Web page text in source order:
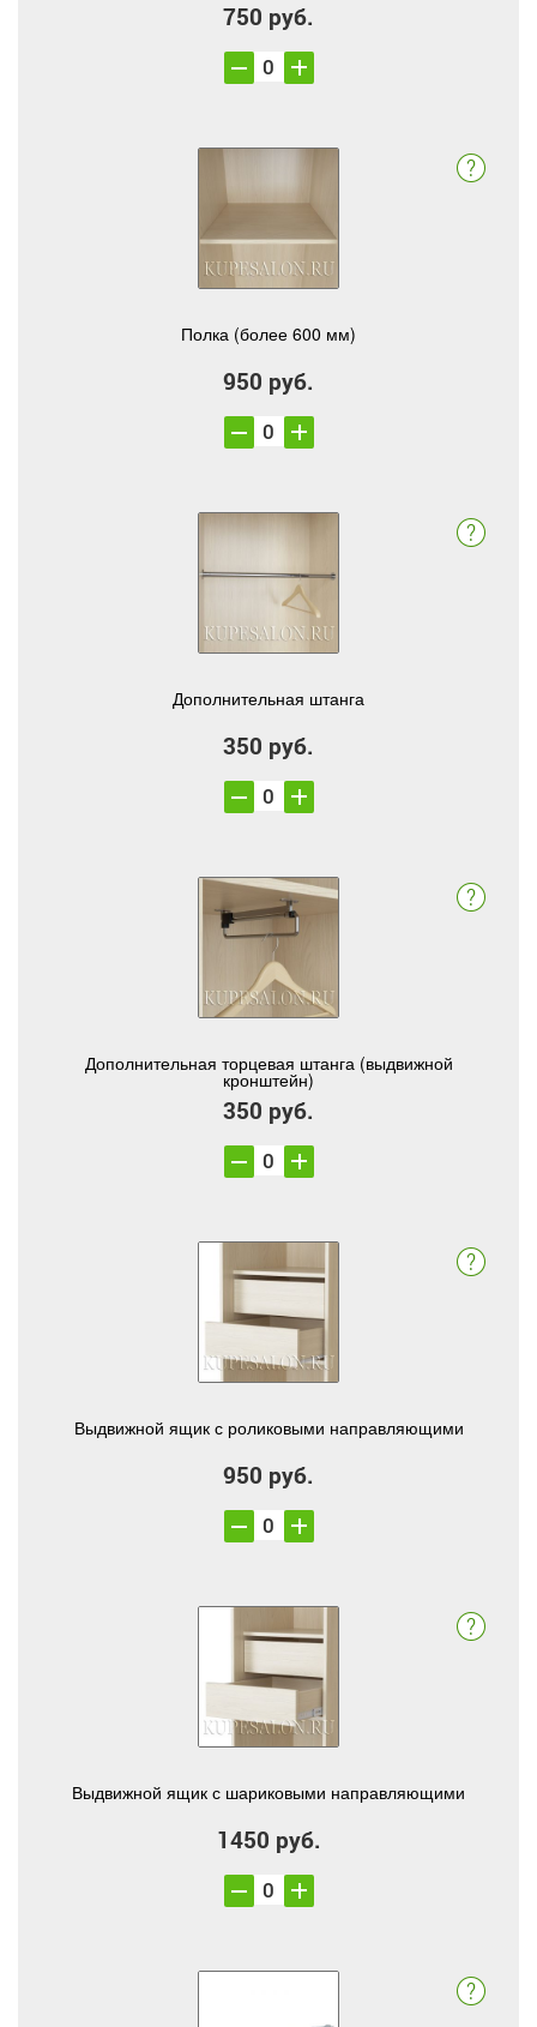
750 руб.
Полка (более 600 мм)
950 руб.
Дополнительная штанга
350 руб.
Дополнительная торцевая штанга (выдвижной
кронштейн)
350 руб.
Выдвижной ящик с роликовыми направляющими
950 руб.
Выдвижной ящик с шариковыми направляющими
1450 руб.